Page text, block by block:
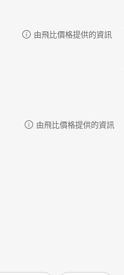
由飛比價格提供的資訊
由飛比價格提供的資訊